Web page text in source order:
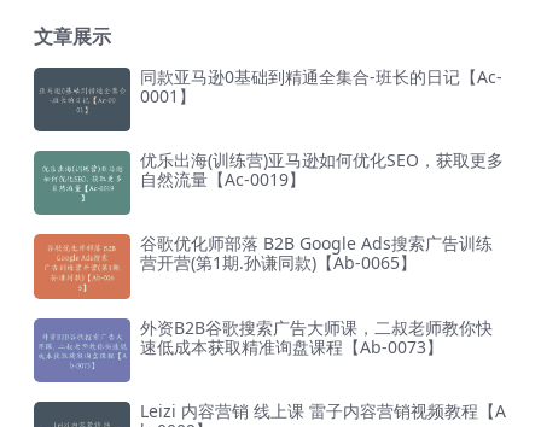
文章展示
同款亚马逊0基础到精通全集合-班长的日记【Ac-
0001】
优乐出海(训练营)亚马逊如何优化SEO，获取更多
自然流量【Ac-0019】
谷歌优化师部落 B2B Google Ads搜索广告训练
营开营(第1期.孙谦同款)【Ab-0065】
外资B2B谷歌搜索广告大师课，二叔老师教你快
速低成本获取精准询盘课程【Ab-0073】
Leizi 内容营销 线上课 雷子内容营销视频教程【A